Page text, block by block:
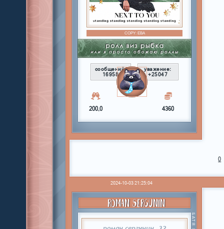
COPY:ЕВА
сообщений:
16958
уважение:
+25047
200,0 4360
0
2024-10-03 21:25:04
ROMAN SERGUNIN